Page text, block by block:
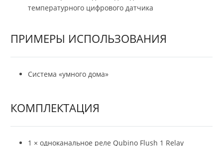
температурного цифрового датчика
ПРИМЕРЫ ИСПОЛЬЗОВАНИЯ
Система «умного дома»
КОМПЛЕКТАЦИЯ
1 × одноканальное реле Qubino Flush 1 Relay